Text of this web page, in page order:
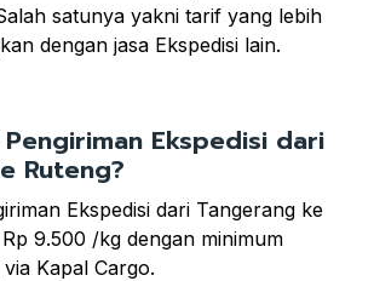
satunya yakni tarif yang lebih
dengan jasa Ekspedisi lain.
Ekspedisi dari
Ruteng?
Ekspedisi dari Tangerang ke
9.500 /kg dengan minimum
Kapal Cargo.